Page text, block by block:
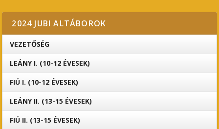
2024 JUBI ALTÁBOROK
VEZETŐSÉG
LEÁNY I. (10-12 ÉVESEK)
FIÚ I. (10-12 ÉVESEK)
LEÁNY II. (13-15 ÉVESEK)
FIÚ II. (13-15 ÉVESEK)